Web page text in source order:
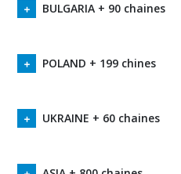
BULGARIA + 90 chaines
POLAND + 199 chines
UKRAINE + 60 chaines